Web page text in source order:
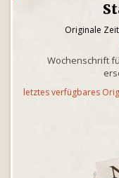
Originale
Wochenschrift
letztes verfügbares